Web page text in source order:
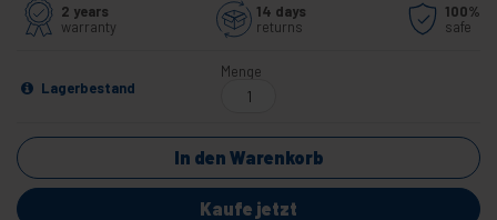
2 years
warranty
14 days
returns
100%
safe
Lagerbestand
Menge
In den Warenkorb
Kaufe jetzt